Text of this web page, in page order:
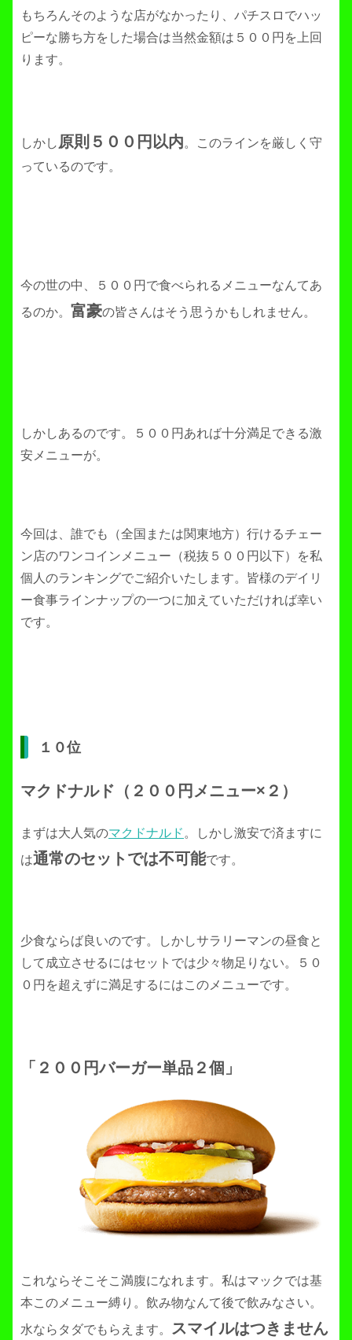
もちろんそのような店がなかったり、パチスロでハッ
ピーな勝ち方をした場合は当然金額は５００円を上回
ります。
しかし 原則５００円以内。このラインを厳しく守
っているのです。
今の世の中、５００円で食べられるメニューなんてあ
るのか。 富豪の皆さんはそう思うかもしれません。
しかしあるのです。５００円あれば十分満足できる激
安メニューが。
今回は、誰でも（全国または関東地方）行けるチェー
ン店のワンコインメニュー（税抜５００円以下）を私
個人のランキングでご紹介いたします。皆様のデイリ
ー食事ラインナップの一つに加えていただければ幸い
です。
１０位
マクドナルド（２００円メニュー×２）
まずは大人気のマクドナルド 。しかし激安で済ますに
は通常のセットでは不可能です。
少食ならば良いのです。しかしサラリーマンの昼食と
して成立させるにはセットでは少々物足りない。５０
０円を超えずに満足するにはこのメニューです。
「２００円バーガー単品２個」
これならそこそこ満腹になれます。私はマックでは基
本このメニュー縛り。飲み物なんて後で飲みなさい。
水ならタダでもらえます。
スマイルはつきません